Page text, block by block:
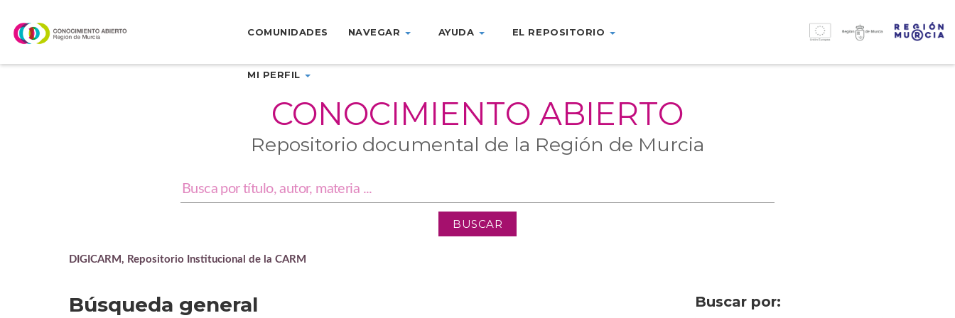
navigation
COMUNIDADES NAVEGAR AYUDA EL REPOSITORIO
MI PERFIL
CONOCIMIENTO ABIERTO
Repositorio documental de la Región de Murcia
DIGICARM, Repositorio Institucional de la CARM
Búsqueda general Buscar por: